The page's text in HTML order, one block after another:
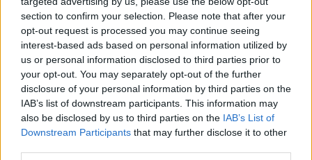
section to confirm your selection. Please note that after your
opt-out request is processed you may continue seeing
interest-based ads based on personal information utilized by
us or personal information disclosed to third parties prior to
your opt-out. You may separately opt-out of the further
disclosure of your personal information by third parties on the
IAB’s list of downstream participants. This information may
also be disclosed by us to third parties on the IAB’s List of
Downstream Participants that may further disclose it to other
Κόσμος 05.06.2026 21:15
Τραγικός επίλογος στη Γαλλία: Η σορός
που βρέθηκε είναι της 11χρονης - Η
κατακραυγή και το προφίλ του 41χρονου
Η σορός έχει ταυτοποιηθεί επίσημα αλλά η
αιτία θανάτου δεν έχει προσδιοριστεί ακόμη
- Ο 41χρονος είχε απασχολήσει ξανά τις
αρχές με αρκετές καταγγελίες